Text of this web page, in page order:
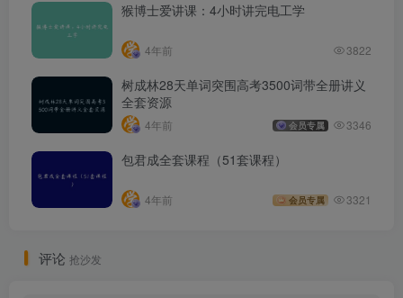
猴博士爱讲课：4小时讲完电工学
4年前 3822
树成林28天单词突围高考3500词带全册讲义
全套资源
4年前 会员专属 3346
包君成全套课程（51套课程）
4年前 会员专属 3321
评论 抢沙发